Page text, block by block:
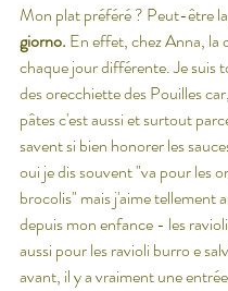
Mon plat préféré ? Peut-être la
giorno. En effet, chez Anna, la
chaque jour différente. Je suis
des orecchiette des Pouilles
pâtes c'est aussi et surtout
savent si bien honorer les
oui je dis souvent "va pour les
brocolis" mais j'aime tellement
depuis mon enfance - les
aussi pour les ravioli burro e
avant, il y a vraiment une